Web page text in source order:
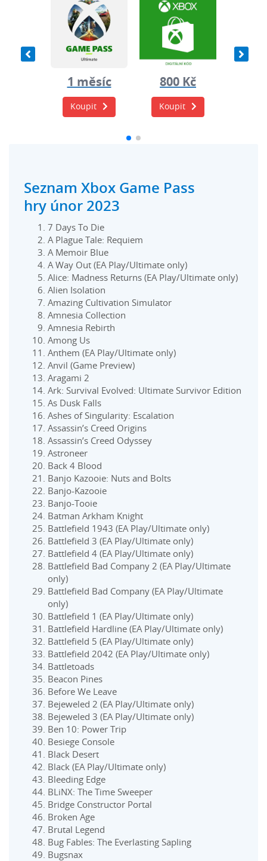
1 měsíc
Koupit
800 Kč
Koupit
Seznam Xbox Game Pass
hry únor 2023
7 Days To Die
A Plague Tale: Requiem
A Memoir Blue
A Way Out (EA Play/Ultimate only)
Alice: Madness Returns (EA Play/Ultimate only)
Alien Isolation
Amazing Cultivation Simulator
Amnesia Collection
Amnesia Rebirth
Among Us
Anthem (EA Play/Ultimate only)
Anvil (Game Preview)
Aragami 2
Ark: Survival Evolved: Ultimate Survivor Edition
As Dusk Falls
Ashes of Singularity: Escalation
Assassin’s Creed Origins
Assassin’s Creed Odyssey
Astroneer
Back 4 Blood
Banjo Kazooie: Nuts and Bolts
Banjo-Kazooie
Banjo-Tooie
Batman Arkham Knight
Battlefield 1943 (EA Play/Ultimate only)
Battlefield 3 (EA Play/Ultimate only)
Battlefield 4 (EA Play/Ultimate only)
Battlefield Bad Company 2 (EA Play/Ultimate
only)
Battlefield Bad Company (EA Play/Ultimate
only)
Battlefield 1 (EA Play/Ultimate only)
Battlefield Hardline (EA Play/Ultimate only)
Battlefield 5 (EA Play/Ultimate only)
Battlefield 2042 (EA Play/Ultimate only)
Battletoads
Beacon Pines
Before We Leave
Bejeweled 2 (EA Play/Ultimate only)
Bejeweled 3 (EA Play/Ultimate only)
Ben 10: Power Trip
Besiege Console
Black Desert
Black (EA Play/Ultimate only)
Bleeding Edge
BLiNX: The Time Sweeper
Bridge Constructor Portal
Broken Age
Brutal Legend
Bug Fables: The Everlasting Sapling
Bugsnax